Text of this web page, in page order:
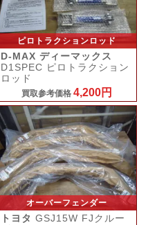
ピロトラクションロッド
D-MAX ディーマックス
D1SPEC ピロトラクション
ロッド
買取参考価格 4,200円
オーバーフェンダー
トヨタ GSJ15W FJクルー